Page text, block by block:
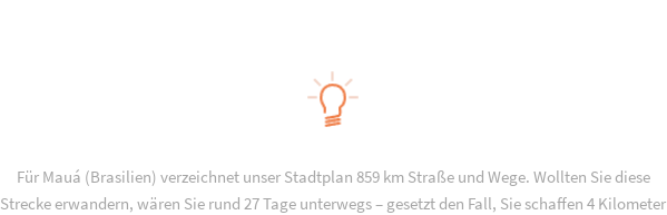
Für Mauá (Brasilien) verzeichnet unser Stadtplan 859 km Straße und Wege. Wollten Sie diese
Strecke erwandern, wären Sie rund 27 Tage unterwegs – gesetzt den Fall, Sie schaffen 4 Kilometer